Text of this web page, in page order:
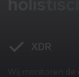
XDR
Wij monitoren de